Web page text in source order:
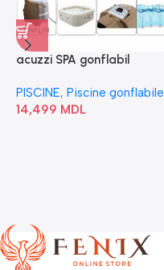
acuzzi SPA gonflabil
Bubble” 28446
PISCINE, Piscine gonflabile
14,499 MDL